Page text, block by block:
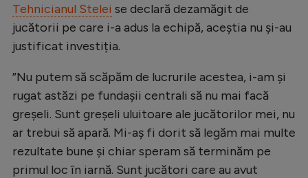
Tenis
Handbal
Formula 1
Gimnastică
Auto
Rugby
Tehnicianul Stelei se declară dezamăgit de
jucătorii pe care i-a adus la echipă, aceștia nu și-au
justificat investiția.
”Nu putem să scăpăm de lucrurile acestea, i-am și
rugat astăzi pe fundașii centrali să nu mai facă
greșeli. Sunt greșeli uluitoare ale jucătorilor mei, nu
ar trebui să apară. Mi-aș fi dorit să legăm mai multe
rezultate bune și chiar speram să terminăm pe
primul loc în iarnă. Sunt jucători care au avut